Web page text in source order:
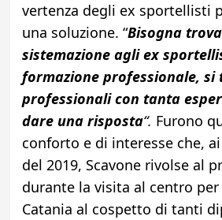
vertenza degli ex sportellisti
una soluzione. “Bisogna
sistemazione agli ex
formazione professionale,
professionali con tanta
dare una risposta“. Furono
conforto e di interesse che,
del 2019, Scavone rivolse al
durante la visita al centro per
Catania al cospetto di tanti